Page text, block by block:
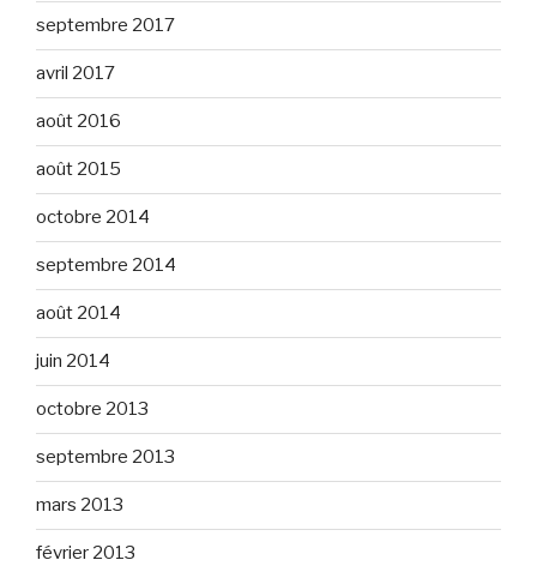
septembre 2017
avril 2017
août 2016
août 2015
octobre 2014
septembre 2014
août 2014
juin 2014
octobre 2013
septembre 2013
mars 2013
février 2013